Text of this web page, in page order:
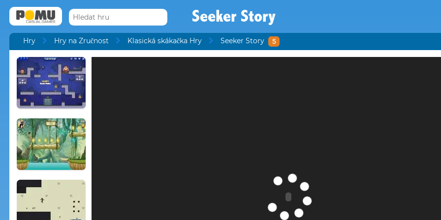
Seeker Story
Hry Hry na Zručnost Klasická skákačka Hry Seeker Story 5